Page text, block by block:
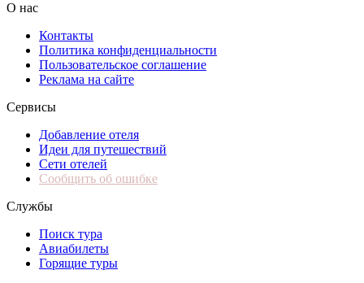
О нас
Контакты
Политика конфиденциальности
Пользовательское соглашение
Реклама на сайте
Сервисы
Добавление отеля
Идеи для путешествий
Сети отелей
Сообщить об ошибке
Службы
Поиск тура
Авиабилеты
Горящие туры